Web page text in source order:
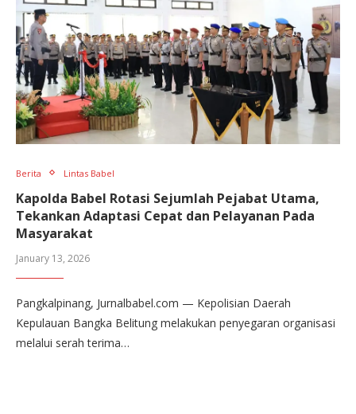
Berita Lintas Babel
Kapolda Babel Rotasi Sejumlah Pejabat Utama,
Tekankan Adaptasi Cepat dan Pelayanan Pada
Masyarakat
January 13, 2026
Pangkalpinang, Jurnalbabel.com — Kepolisian Daerah
Kepulauan Bangka Belitung melakukan penyegaran organisasi
melalui serah terima…